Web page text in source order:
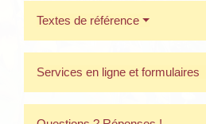
Textes de référence
Services en ligne et formulaires